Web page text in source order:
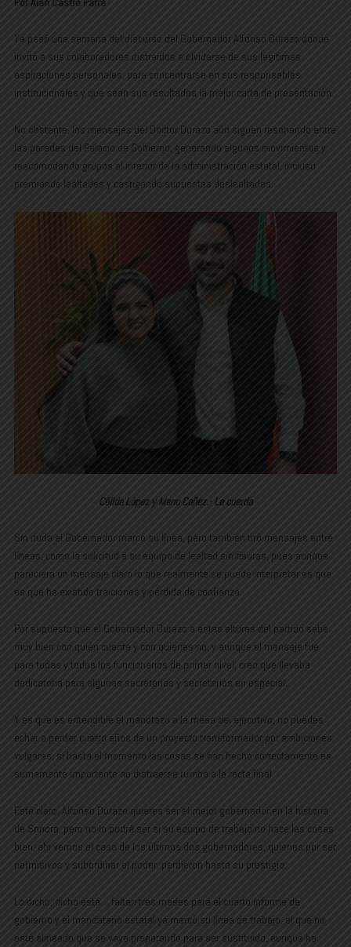
Ya pasó una semana del discurso del Gobernador Alfonso Durazo donde
invitó a sus colaboradores distraídos a olvidarse de sus legítimas
aspiraciones personales, para concentrarse en sus responsables
institucionales y que sean sus resultados la mejor carta de presentación.
No obstante, los mensajes del Doctor Durazo aún siguen resonando entre
las paredes del Palacio de Gobierno, generando algunos movimientos y
reacomodando grupos al interior de la administración estatal, incluso
premiando lealtades y castigando supuestas deslealtades.
Célida López y Manu Cañez.- La cuerda
Sin duda el Gobernador marcó su línea, pero también tiró mensajes entre
líneas, como la solicitud a su equipo de lealtad sin fisuras, pues aunque
pareciera un mensaje claro lo que realmente se puede interpretar es que
es que ha existido traiciones y pérdida de confianza.
Por supuesto que el Gobernador Durazo a estas alturas del partido sabe
muy bien con quién cuenta y con quienes no, y aunque el mensaje fue
para todas y todos los funcionarios de primer nivel, creo que llevaba
dedicatoria para algunas secretarias y secretarios en especial.
Y es que es entendible el manotazo a la mesa del ejecutivo, no puedes
echar a perder cuatro años de un proyecto transformador por ambiciones
vulgares, si hasta el momento las cosas se han hecho correctamente es
sumamente importante no distraerse rumbo a la recta final.
Está claro, Alfonso Durazo quieres ser el mejor gobernador en la historia
de Sonora, pero no lo podrá ser si su equipo de trabajo no hace las cosas
bien, ahi vemos el caso de los últimos dos gobernadores, quienes por ser
permisivos y subordinar el poder, perdieron hasta su prestigio.
Lo dicho, dicho está… faltan tres meses para el cuarto informe de
gobierno y el mandatario estatal ya marcó su línea de trabajo, el que no
esté alineado que se vaya preparando para ser sustituido, aunque ha